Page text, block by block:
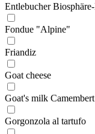
Entlebucher
Fondue "Alpine"
Friandiz
Goat cheese
Goat's milk Camembert
Gorgonzola al tartufo